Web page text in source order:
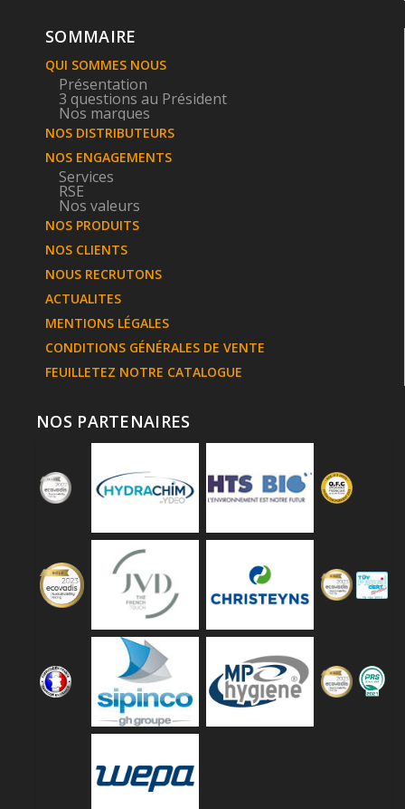
SOMMAIRE
QUI SOMMES NOUS
Présentation
3 questions au Président
Nos marques
NOS DISTRIBUTEURS
NOS ENGAGEMENTS
Services
RSE
Nos valeurs
NOS PRODUITS
NOS CLIENTS
NOUS RECRUTONS
ACTUALITES
MENTIONS LÉGALES
CONDITIONS GÉNÉRALES DE VENTE
FEUILLETEZ NOTRE CATALOGUE
NOS PARTENAIRES